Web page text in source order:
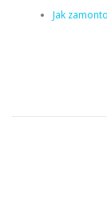
Jak